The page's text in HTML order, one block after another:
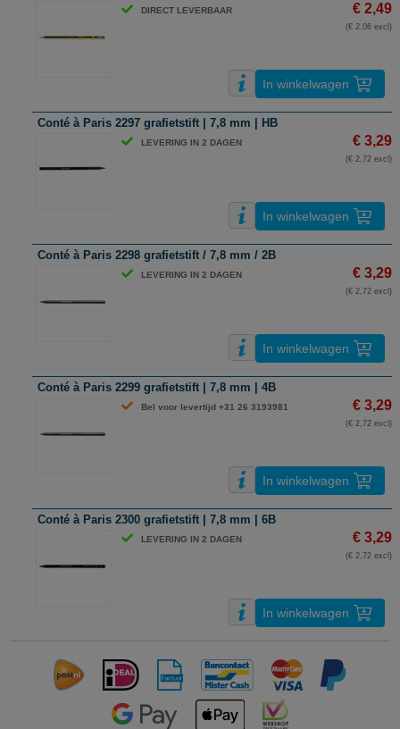
DIRECT LEVERBAAR € 2,49
(€ 2,06 excl)
In winkelwagen
Conté à Paris 2297 grafietstift | 7,8 mm | HB
LEVERING IN 2 DAGEN € 3,29
(€ 2,72 excl)
In winkelwagen
Conté à Paris 2298 grafietstift / 7,8 mm / 2B
LEVERING IN 2 DAGEN € 3,29
(€ 2,72 excl)
In winkelwagen
Conté à Paris 2299 grafietstift | 7,8 mm | 4B
Bel voor levertijd +31 26 3193981 € 3,29
(€ 2,72 excl)
In winkelwagen
Conté à Paris 2300 grafietstift | 7,8 mm | 6B
LEVERING IN 2 DAGEN € 3,29
(€ 2,72 excl)
In winkelwagen